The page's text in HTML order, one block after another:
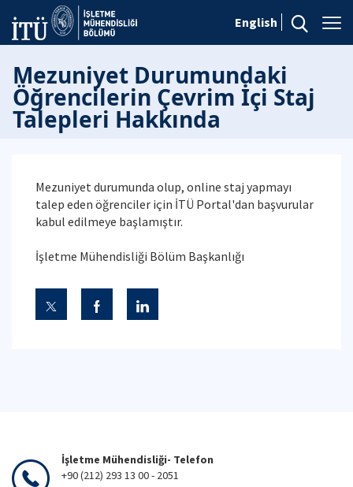
English
Mezuniyet Durumundaki
Öğrencilerin Çevrim İçi Staj
Talepleri Hakkında
Mezuniyet durumunda olup, online staj yapmayı
talep eden öğrenciler için İTÜ Portal'dan başvurular
kabul edilmeye başlamıştır.
İşletme Mühendisliği Bölüm Başkanlığı
İşletme Mühendisliği- Telefon
+90 (212) 293 13 00 - 2051